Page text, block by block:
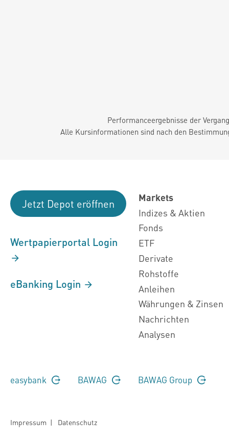
Performanceergebnisse der
Alle Kursinformationen sind nach den
Jetzt Depot eröffnen
Wertpapierportal Login
eBanking Login
Markets
Indizes & Aktien
Fonds
ETF
Derivate
Rohstoffe
Anleihen
Währungen & Zinsen
Nachrichten
Analysen
easybank BAWAG BAWAG Group
Impressum | Datenschutz